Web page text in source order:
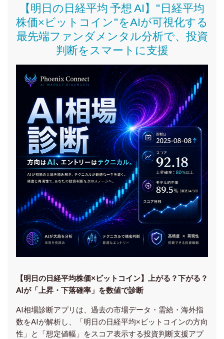
【明日の日経平均 予想 AI】"日経平均
株価×ビットコイン"をAIが可視化する
最先端ファンダメンタル分析で、投資
判断をスマートに支援
【明日の⽇経平均株価×ビットコイン】上がる？下がる？
AIが「上昇・下落確率」を数値で診断
AI相場診断アプリは、過去の市場データ・需給・海外指
数をAIが解析し、「明日の日経平均×ビットコインの方向
性」と「想定値幅」をスコア表示する投資判断支援アプ